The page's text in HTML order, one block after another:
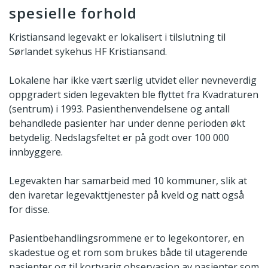
spesielle forhold
Kristiansand legevakt er lokalisert i tilslutning til
Sørlandet sykehus HF Kristiansand.
Lokalene har ikke vært særlig utvidet eller nevneverdig
oppgradert siden legevakten ble flyttet fra Kvadraturen
(sentrum) i 1993. Pasienthenvendelsene og antall
behandlede pasienter har under denne perioden økt
betydelig. Nedslagsfeltet er på godt over 100 000
innbyggere.
Legevakten har samarbeid med 10 kommuner, slik at
den ivaretar legevakttjenester på kveld og natt også
for disse.
Pasientbehandlingsrommene er to legekontorer, en
skadestue og et rom som brukes både til utagerende